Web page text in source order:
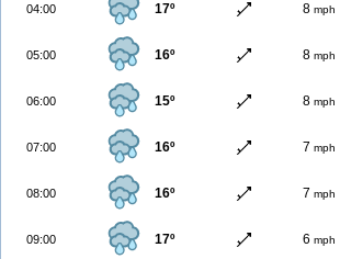
04:00 17º 8 mph
05:00 16º 8 mph
06:00 15º 8 mph
07:00 16º 7 mph
08:00 16º 7 mph
09:00 17º 6 mph